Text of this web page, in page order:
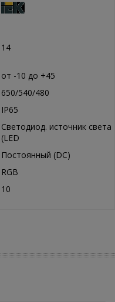
14
от -10 до +45
650/540/480
IP65
Светодиод. источник света
(LED
Постоянный (DC)
RGB
10